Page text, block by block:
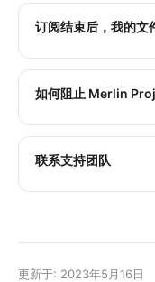
订阅结束后，我的文
如何阻止 Merlin
联系支持团队
更新于: 2023年5月16日